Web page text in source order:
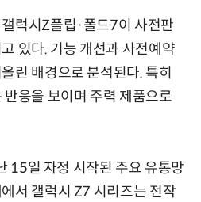
럭시Z플립·폴드7이 사전판
있다. 기능 개선과 사전예약
린 배경으로 분석된다. 특히
응을 보이며 주력 제품으로
15일 자정 시작된 주요 유통망
서 갤럭시 Z7 시리즈는 전작